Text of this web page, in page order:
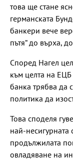
това ще стане
германската
банкери вече
пътя“ до върха,
Според Нагел
към целта на
банка трябва да
политика да
Това споделя
най-
продължилата
овладяване на